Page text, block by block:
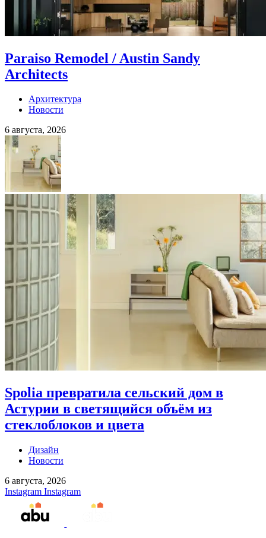
Paraiso Remodel / Austin Sandy
Architects
Архитектура
Новости
6 августа, 2026
Spolia превратила сельский дом в
Астурии в светящийся объём из
стеклоблоков и цвета
Дизайн
Новости
6 августа, 2026
Instagram Instagram